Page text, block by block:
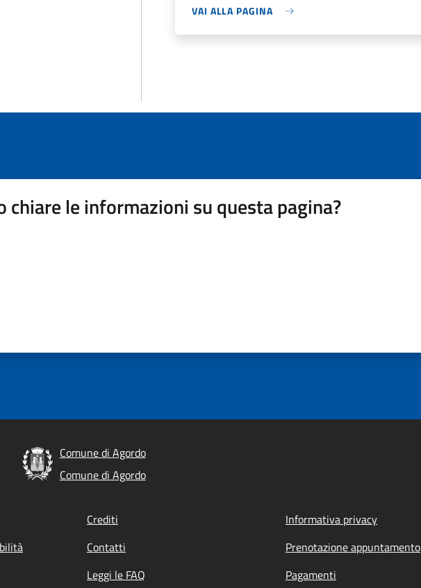
VAI ALLA PAGINA
chiare le informazioni su questa pagina?
Comune di Agordo
Comune di Agordo
Crediti Informativa privacy
Contatti Prenotazione appuntamento
Leggi le FAQ Pagamenti